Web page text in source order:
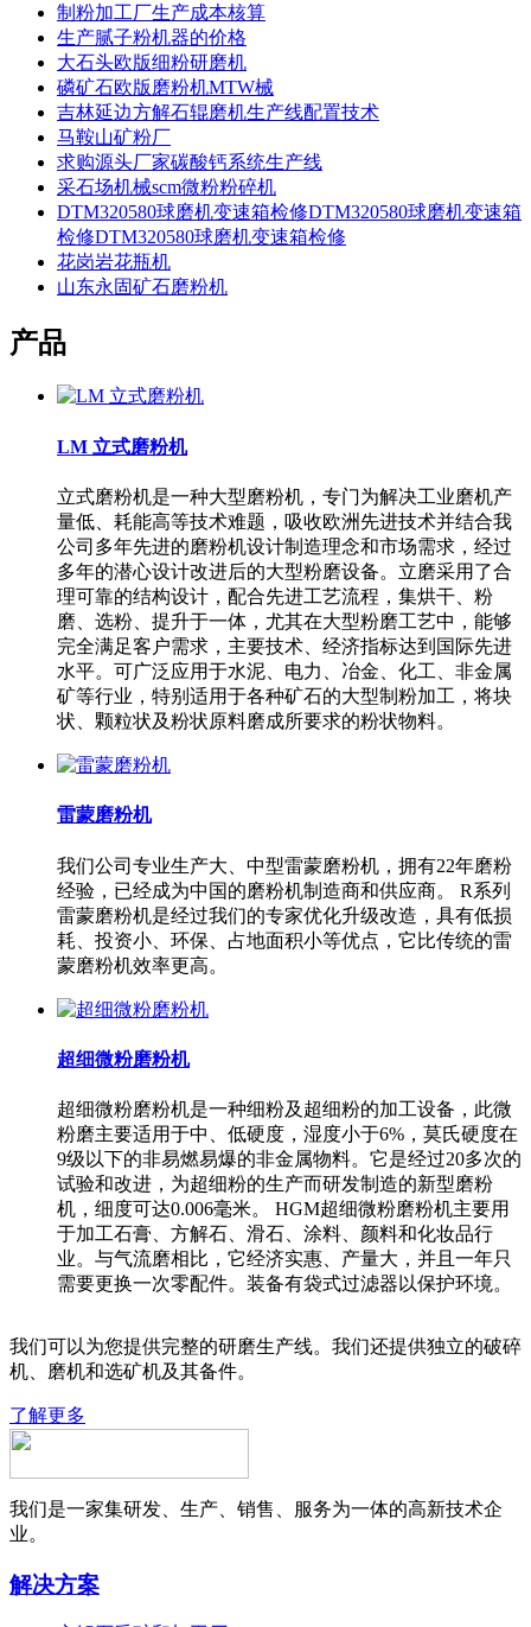
制粉加工厂生产成本核算
生产腻子粉机器的价格
大石头欧版细粉研磨机
磷矿石欧版磨粉机MTW械
吉林延边方解石辊磨机生产线配置技术
马鞍山矿粉厂
求购源头厂家碳酸钙系统生产线
采石场机械scm微粉粉碎机
DTM320580球磨机变速箱检修DTM320580球磨机变速箱
检修DTM320580球磨机变速箱检修
花岗岩花瓶机
山东永固矿石磨粉机
产品
LM 立式磨粉机
立式磨粉机是一种大型磨粉机，专门为解决工业磨机产
量低、耗能高等技术难题，吸收欧洲先进技术并结合我
公司多年先进的磨粉机设计制造理念和市场需求，经过
多年的潜心设计改进后的大型粉磨设备。立磨采用了合
理可靠的结构设计，配合先进工艺流程，集烘干、粉
磨、选粉、提升于一体，尤其在大型粉磨工艺中，能够
完全满足客户需求，主要技术、经济指标达到国际先进
水平。可广泛应用于水泥、电力、冶金、化工、非金属
矿等行业，特别适用于各种矿石的大型制粉加工，将块
状、颗粒状及粉状原料磨成所要求的粉状物料。
雷蒙磨粉机
我们公司专业生产大、中型雷蒙磨粉机，拥有22年磨粉
经验，已经成为中国的磨粉机制造商和供应商。 R系列
雷蒙磨粉机是经过我们的专家优化升级改造，具有低损
耗、投资小、环保、占地面积小等优点，它比传统的雷
蒙磨粉机效率更高。
超细微粉磨粉机
超细微粉磨粉机是一种细粉及超细粉的加工设备，此微
粉磨主要适用于中、低硬度，湿度小于6%，莫氏硬度在
9级以下的非易燃易爆的非金属物料。它是经过20多次的
试验和改进，为超细粉的生产而研发制造的新型磨粉
机，细度可达0.006毫米。 HGM超细微粉磨粉机主要用
于加工石膏、方解石、滑石、涂料、颜料和化妆品行
业。与气流磨相比，它经济实惠、产量大，并且一年只
需要更换一次零配件。装备有袋式过滤器以保护环境。
我们可以为您提供完整的研磨生产线。我们还提供独立的破碎
机、磨机和选矿机及其备件。
了解更多
我们是一家集研发、生产、销售、服务为一体的高新技术企
业。
解决方案